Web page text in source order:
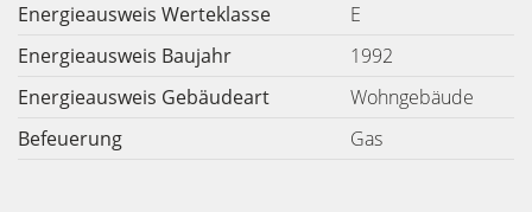
Energieausweis Werteklasse
E
Energieausweis Baujahr
1992
Energieausweis Gebäudeart
Wohngebäude
Befeuerung
Gas